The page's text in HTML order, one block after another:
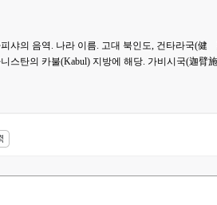
샤의 음역. 나라 이름. 고대 북인도, 건타라국(健
스탄의 카불(Kabul) 지방에 해당. 가비시국(迦臂